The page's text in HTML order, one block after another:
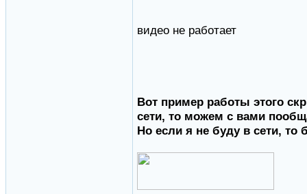
видео не работает
Вот пример работы этого
сети, то можем с вами
Но если я не буду в сети, то